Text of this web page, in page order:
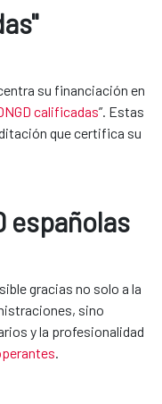
su financiación en
calificadas”. Estas
que certifica su
españolas
gracias no solo a la
sino
y la profesionalidad
.